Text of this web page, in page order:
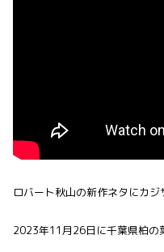
ロバート秋山の新作ネタにカジ
2023年11月26日に千葉県柏の